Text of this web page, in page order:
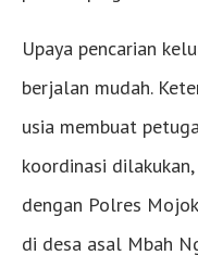
Upaya pencarian
berjalan mudah.
usia membuat
koordinasi
dengan Polres
di desa asal Mbah